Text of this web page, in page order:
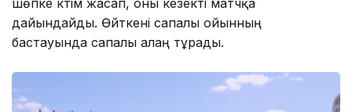
шөпке күтім жасап, оны кезекті матчқа
дайындайды. Өйткені сапалы ойынның
бастауында сапалы алаң тұрады.